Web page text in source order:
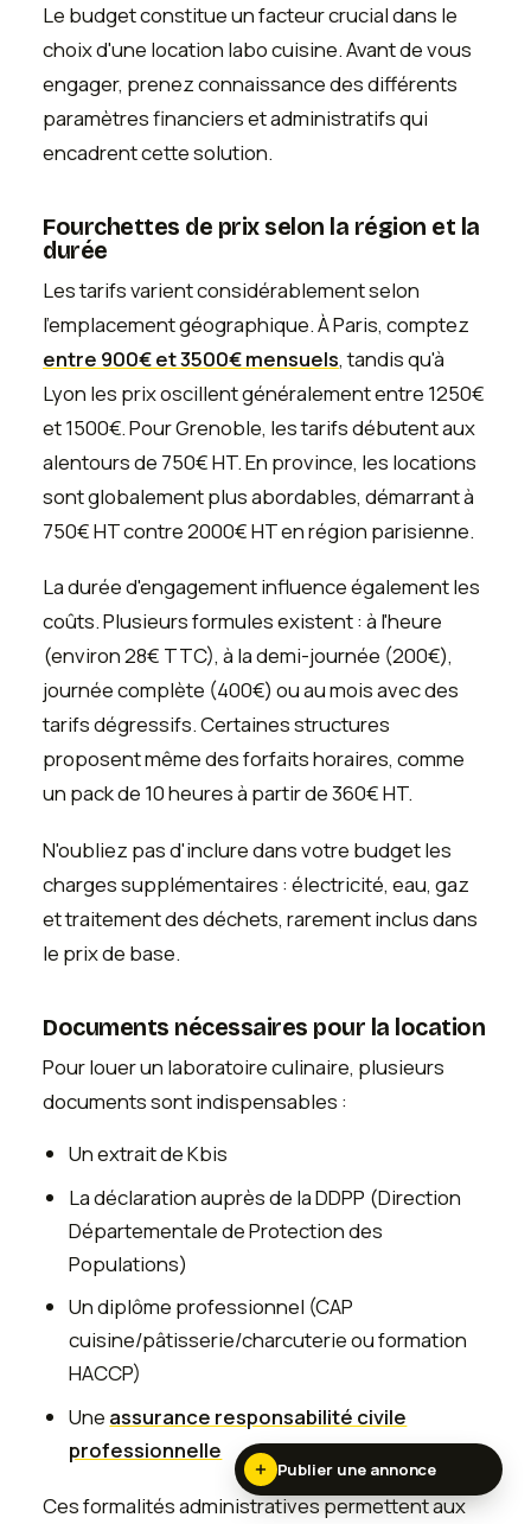
Le budget constitue un facteur crucial dans le
choix d'une location labo cuisine. Avant de vous
engager, prenez connaissance des différents
paramètres financiers et administratifs qui
encadrent cette solution.
Fourchettes de prix selon la région et la
durée
Les tarifs varient considérablement selon
l'emplacement géographique. À Paris, comptez
entre 900€ et 3500€ mensuels, tandis qu'à
Lyon les prix oscillent généralement entre 1250€
et 1500€. Pour Grenoble, les tarifs débutent aux
alentours de 750€ HT. En province, les locations
sont globalement plus abordables, démarrant à
750€ HT contre 2000€ HT en région parisienne.
La durée d'engagement influence également les
coûts. Plusieurs formules existent : à l'heure
(environ 28€ TTC), à la demi-journée (200€),
journée complète (400€) ou au mois avec des
tarifs dégressifs. Certaines structures
proposent même des forfaits horaires, comme
un pack de 10 heures à partir de 360€ HT.
N'oubliez pas d'inclure dans votre budget les
charges supplémentaires : électricité, eau, gaz
et traitement des déchets, rarement inclus dans
le prix de base.
Documents nécessaires pour la location
Pour louer un laboratoire culinaire, plusieurs
documents sont indispensables :
Un extrait de Kbis
La déclaration auprès de la DDPP (Direction
Départementale de Protection des
Populations)
Un diplôme professionnel (CAP
cuisine/pâtisserie/charcuterie ou formation
HACCP)
Une assurance responsabilité civile
professionnelle
Ces formalités administratives permettent aux
Publier une annonce